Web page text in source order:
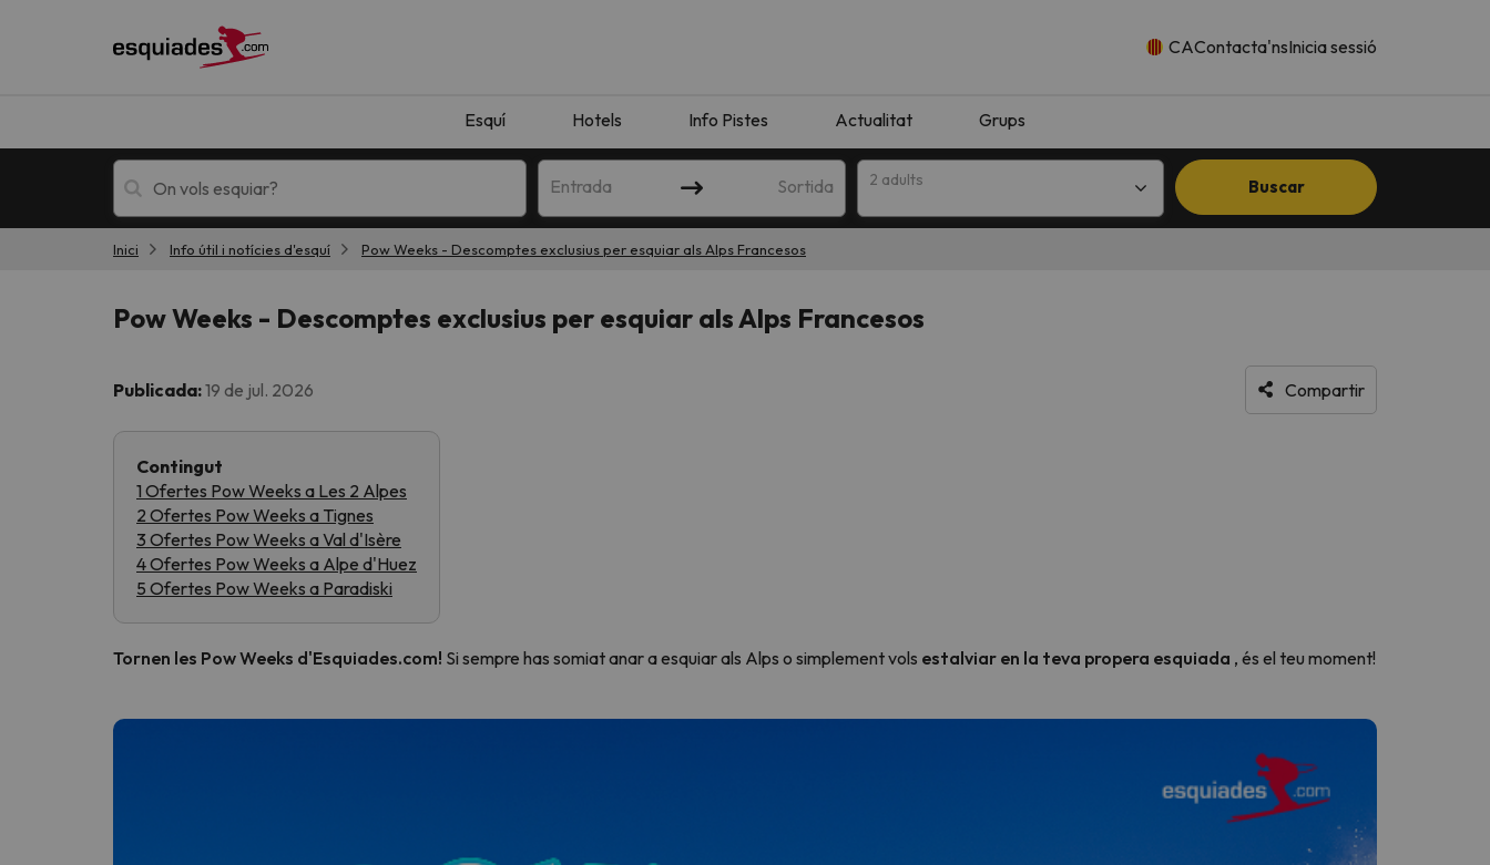
CAContacta'nsInicia sessió
Esquí Hotels Info Pistes Actualitat Grups
Entrada Sortida 2 adults Buscar
!Vaja! No hem trobat resultats que coincideixin amb la teva cerca. Intenteu modificar la destinació.
Vaja! Sembla que el nostre cercador ha perdut el nord. Quan trobi la seva brúixola torna.
Inici Info útil i notícies d'esquí Pow Weeks - Descomptes exclusius per esquiar als Alps Francesos
Pow Weeks - Descomptes exclusius per esquiar als Alps Francesos
Publicada:19 de jul. 2026 Compartir
Contingut
1 Ofertes Pow Weeks a Les 2 Alpes
2 Ofertes Pow Weeks a Tignes
3 Ofertes Pow Weeks a Val d'Isère
4 Ofertes Pow Weeks a Alpe d'Huez
5 Ofertes Pow Weeks a Paradiski
Tornen les Pow Weeks d'Esquiades.com! Si sempre has somiat anar a esquiar als Alps o simplement vols estalviar en la teva propera esquiada , és el teu moment!